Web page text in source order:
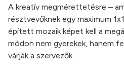
A kreatív megmérettetésre –
résztvevőknek egy maximum
épített mozaik képet kell a
módon nem gyerekek, hanem
várják a szervezők.